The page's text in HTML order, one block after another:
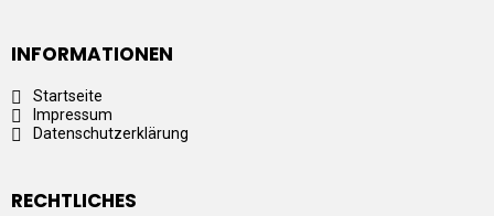
INFORMATIONEN
Startseite
Impressum
Datenschutzerklärung
RECHTLICHES